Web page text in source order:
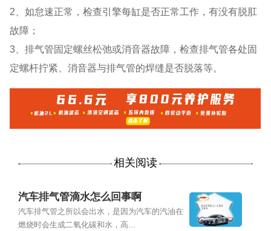
2、如怠速正常，检查引擎每缸是否正常工作，有没有脱肛
故障；
3、排气管固定螺丝松弛或消音器故障，检查排气管各处固
定螺杆拧紧、消音器与排气管的焊缝是否脱落等。
相关阅读
汽车排气管滴水怎么回事啊
汽车排气管之所以会出水，是因为汽车的汽油在
燃烧时会生成二氧化碳和水，高...